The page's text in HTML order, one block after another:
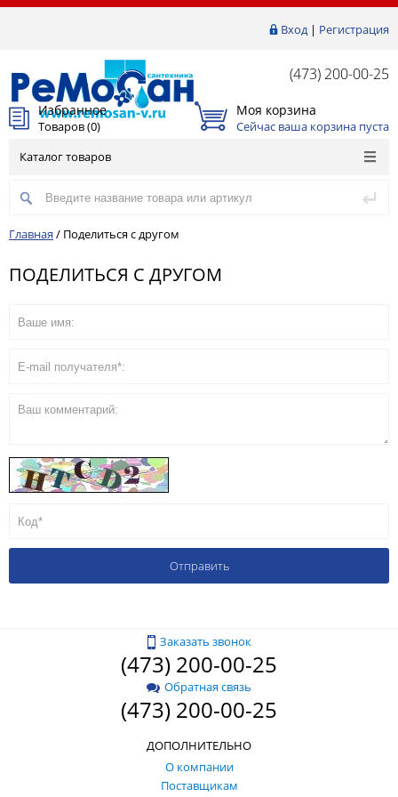
Вход| Регистрация
(473) 200-00-25
Избранное
Товаров (0)
Моя корзина
Сейчас ваша корзина пуста
Каталог товаров
Главная / Поделиться с другом
ПОДЕЛИТЬСЯ С ДРУГОМ
Заказать звонок
(473) 200-00-25
Обратная связь
(473) 200-00-25
ДОПОЛНИТЕЛЬНО
О компании
Поставщикам